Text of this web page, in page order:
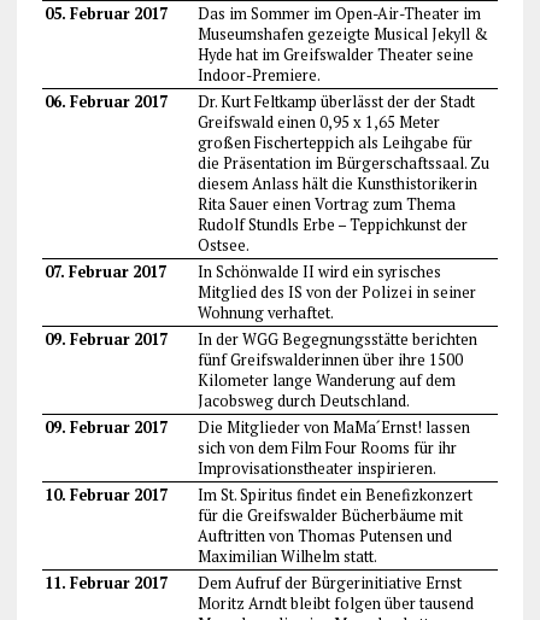
05. Februar 2017
Das im Sommer im Open-Air-Theater im
Museumshafen gezeigte Musical Jekyll &
Hyde hat im Greifswalder Theater seine
Indoor-Premiere.
06. Februar 2017
Dr. Kurt Feltkamp überlässt der der Stadt
Greifswald einen 0,95 x 1,65 Meter
großen Fischerteppich als Leihgabe für
die Präsentation im Bürgerschaftssaal. Zu
diesem Anlass hält die Kunsthistorikerin
Rita Sauer einen Vortrag zum Thema
Rudolf Stundls Erbe – Teppichkunst der
Ostsee.
07. Februar 2017
In Schönwalde II wird ein syrisches
Mitglied des IS von der Polizei in seiner
Wohnung verhaftet.
09. Februar 2017
In der WGG Begegnungsstätte berichten
fünf Greifswalderinnen über ihre 1500
Kilometer lange Wanderung auf dem
Jacobsweg durch Deutschland.
09. Februar 2017
Die Mitglieder von MaMa´Ernst! lassen
sich von dem Film Four Rooms für ihr
Improvisationstheater inspirieren.
10. Februar 2017
Im St. Spiritus findet ein Benefizkonzert
für die Greifswalder Bücherbäume mit
Auftritten von Thomas Putensen und
Maximilian Wilhelm statt.
11. Februar 2017
Dem Aufruf der Bürgerinitiative Ernst
Moritz Arndt bleibt folgen über tausend